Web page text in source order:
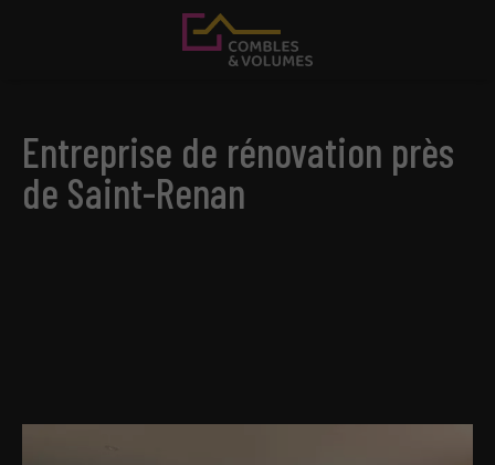
Entreprise de rénovation près
de Saint-Renan